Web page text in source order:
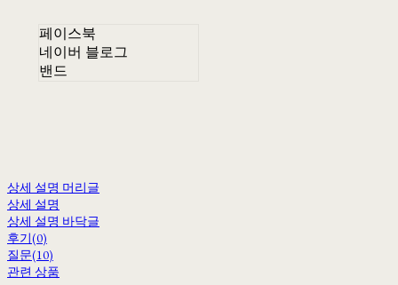
페이스북
네이버 블로그
밴드
상세 설명 머리글
상세 설명
상세 설명 바닥글
후기(0)
질문(10)
관련 상품